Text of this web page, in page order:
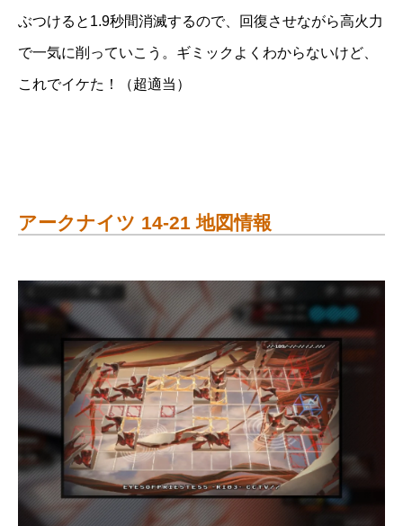
ぶつけると1.9秒間消滅するので、回復させながら高火力
で一気に削っていこう。ギミックよくわからないけど、
これでイケた！（超適当）
アークナイツ 14-21 地図情報